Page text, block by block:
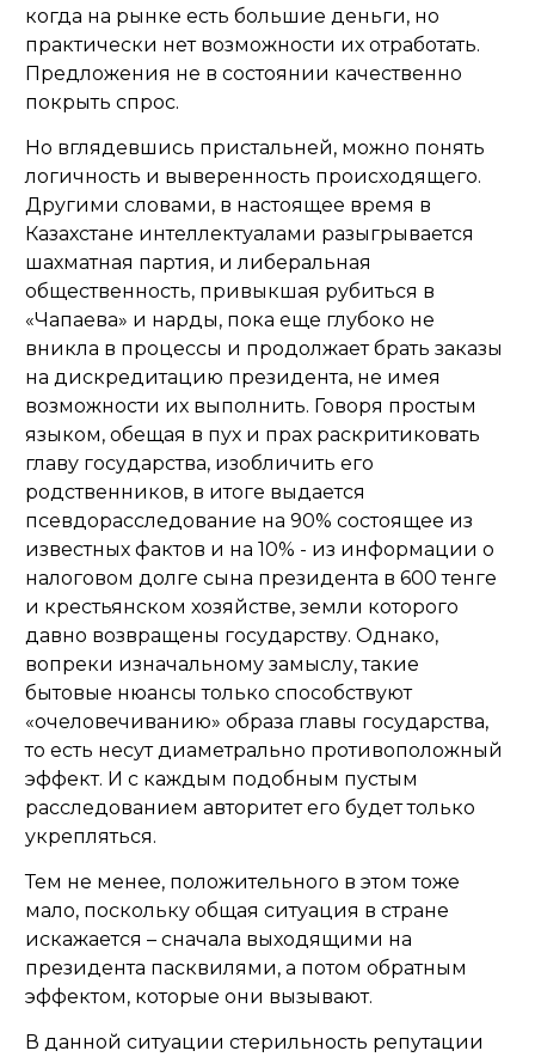
когда на рынке есть большие деньги, но
практически нет возможности их отработать.
Предложения не в состоянии качественно
покрыть спрос.
Но вглядевшись пристальней, можно понять
логичность и выверенность происходящего.
Другими словами, в настоящее время в
Казахстане интеллектуалами разыгрывается
шахматная партия, и либеральная
общественность, привыкшая рубиться в
«Чапаева» и нарды, пока еще глубоко не
вникла в процессы и продолжает брать заказы
на дискредитацию президента, не имея
возможности их выполнить. Говоря простым
языком, обещая в пух и прах раскритиковать
главу государства, изобличить его
родственников, в итоге выдается
псевдорасследование на 90% состоящее из
известных фактов и на 10% - из информации о
налоговом долге сына президента в 600 тенге
и крестьянском хозяйстве, земли которого
давно возвращены государству. Однако,
вопреки изначальному замыслу, такие
бытовые нюансы только способствуют
«очеловечиванию» образа главы государства,
то есть несут диаметрально противоположный
эффект. И с каждым подобным пустым
расследованием авторитет его будет только
укрепляться.
Тем не менее, положительного в этом тоже
мало, поскольку общая ситуация в стране
искажается – сначала выходящими на
президента пасквилями, а потом обратным
эффектом, которые они вызывают.
В данной ситуации стерильность репутации